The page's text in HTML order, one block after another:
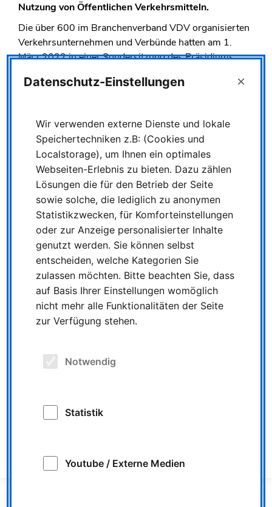
Nutzung von Öffentlichen Verkehrsmitteln.
Die über 600 im Branchenverband VDV organisierten
Verkehrsunternehmen und Verbünde hatten am 1.
März 2022 in einer Sondersitzung des Präsidiums
Ukrainerinnen und Ukrainer, die aufgrund des Krieges
Öffentlichen Personennahverkehrs (ÖPNV) nutzen
können. Wie alle ÖPNV-Unternehmen werden NIAG
und LOOK diese kostenlose Beförderung im
Linienverkehr zum 31. Mai 2022 einstellen.
Понад 600 транспортних компаній та асоціацій,
організованих у галузевій асоціації ВДВ, 1. березня
2022 року на спеціальному засіданні виконавчого
комітету вирішили, що українці, які залишають свою
країну через війну, мають негайну дію та до
подальшого повідомлення. в'їжджаючи в
Німеччину, усі можуть подорожувати сюди
безкоштовно. Можна використовувати автобуси та
потяги місцевого громадського транспорту (ÖPNV).
NIAG / LOOK припинить цей безкоштовний
Datenschutz-Einstellungen ×
Wir verwenden externe Dienste und lokale
Speichertechniken z.B: (Cookies und
Localstorage), um Ihnen ein optimales
Webseiten-Erlebnis zu bieten. Dazu zählen
Lösungen die für den Betrieb der Seite
sowie solche, die lediglich zu anonymen
Statistikzwecken, für Komforteinstellungen
oder zur Anzeige personalisierter Inhalte
genutzt werden. Sie können selbst
entscheiden, welche Kategorien Sie
zulassen möchten. Bitte beachten Sie, dass
auf Basis Ihrer Einstellungen womöglich
nicht mehr alle Funktionalitäten der Seite
zur Verfügung stehen.
Notwendig
Statistik
Youtube / Externe Medien